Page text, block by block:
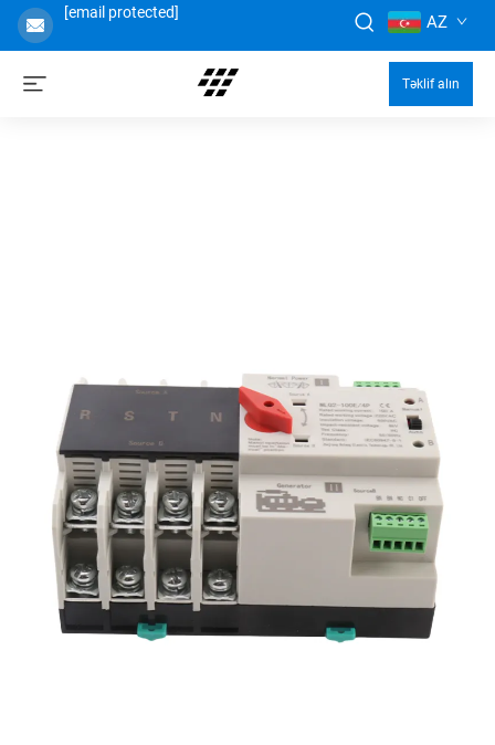
[email protected] AZ
Təklif alın